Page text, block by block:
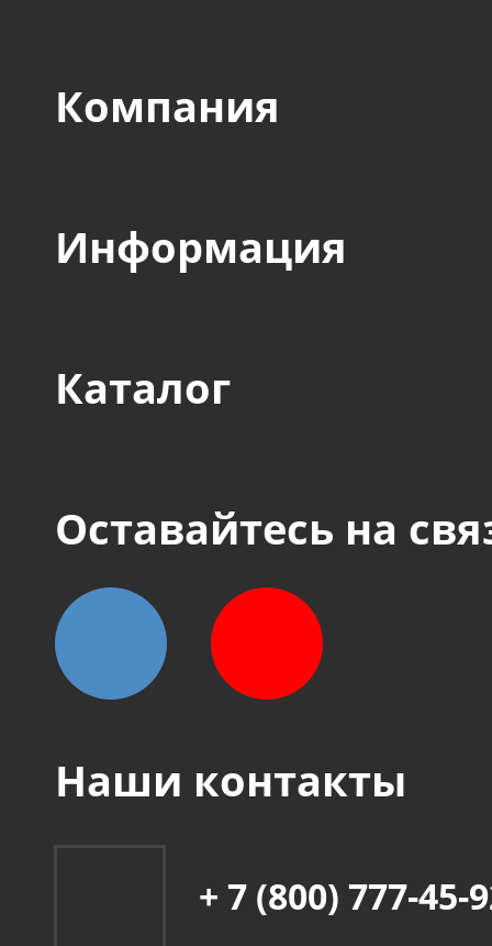
Компания
Информация
Каталог
Оставайтесь на
Наши контакты
+ 7 (800) 777-45-